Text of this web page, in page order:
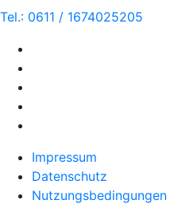
Tel.: 0611 / 1674025205
Impressum
Datenschutz
Nutzungsbedingungen